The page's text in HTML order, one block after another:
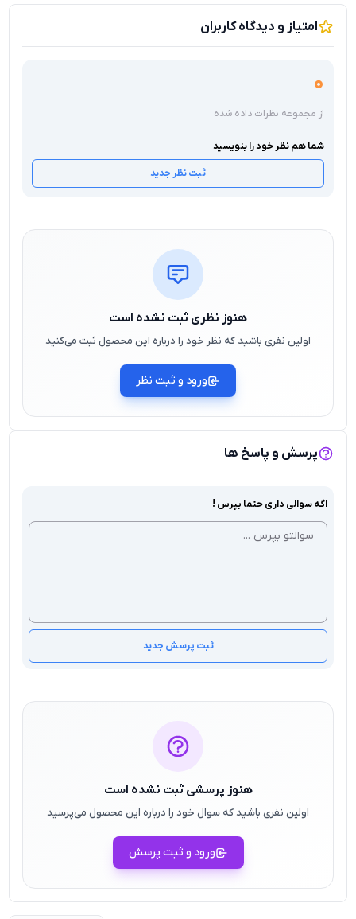
امتیاز و دیدگاه کاربران
0
از مجموعه نظرات داده شده
شما هم نظر خود را بنویسید
ثبت نظر جدید
هنوز نظری ثبت نشده است
اولین نفری باشید که نظر خود را درباره این محصول ثبت می‌کنید
ورود و ثبت نظر
پرسش و پاسخ ها
اگه سوالی داری حتما بپرس !
ثبت پرسش جدید
هنوز پرسشی ثبت نشده است
اولین نفری باشید که سوال خود را درباره این محصول می‌پرسید
ورود و ثبت پرسش